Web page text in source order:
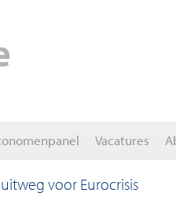
Vacatures
voor Eurocrisis